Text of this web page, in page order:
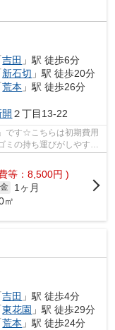
吉田 」駅 徒歩6分
新石切 」駅 徒歩20分
荒本 」駅 徒歩26分
２丁目13-22
です☆こちらは初期費用
ミの持ち運びがしやす
等：8,500円 )
1ヶ月
㎡
吉田 」駅 徒歩4分
東花園 」駅 徒歩29分
荒本 」駅 徒歩24分